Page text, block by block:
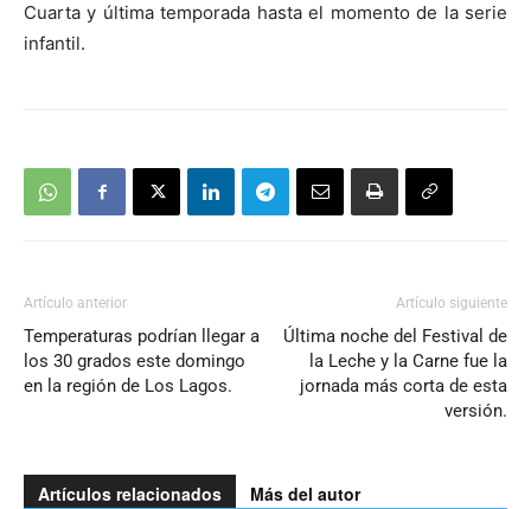
Cuarta y última temporada hasta el momento de la serie
infantil.
Artículo anterior
Temperaturas podrían llegar a
los 30 grados este domingo
en la región de Los Lagos.
Artículo siguiente
Última noche del Festival de
la Leche y la Carne fue la
jornada más corta de esta
versión.
Artículos relacionados Más del autor